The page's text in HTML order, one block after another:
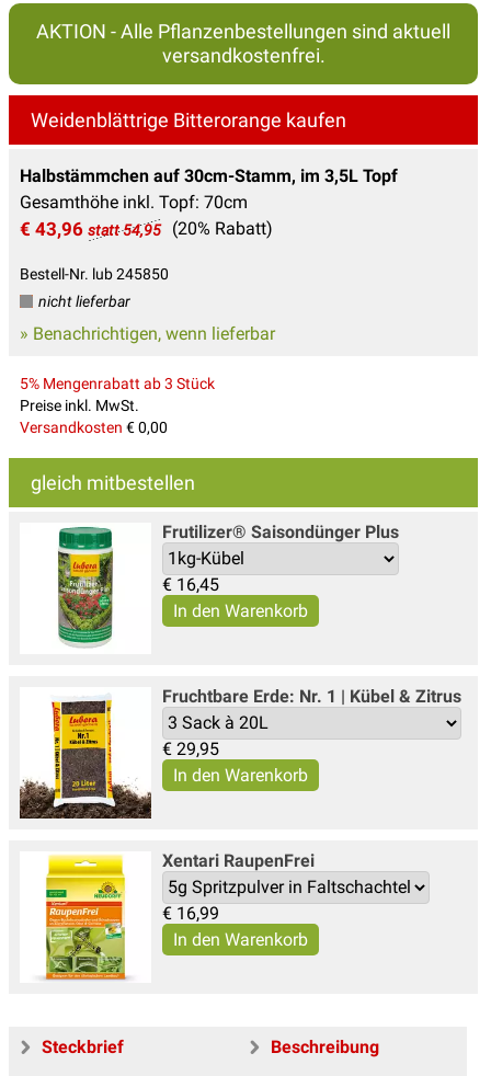
AKTION - Alle Pflanzenbestellungen sind aktuell
versandkostenfrei.
Weidenblättrige Bitterorange kaufen
Halbstämmchen auf 30cm-Stamm, im 3,5L Topf
Gesamthöhe inkl. Topf: 70cm
€ 43,96 statt 54,95 (20% Rabatt)
Bestell-Nr. lub 245850
nicht lieferbar
» Benachrichtigen, wenn lieferbar
5% Mengenrabatt ab 3 Stück
Preise inkl. MwSt.
Versandkosten € 0,00
gleich mitbestellen
Frutilizer® Saisondünger Plus
€ 16,45
Fruchtbare Erde: Nr. 1 | Kübel & Zitrus
€ 29,95
Xentari Raupen­Frei
€ 16,99
Steckbrief
Beschreibung